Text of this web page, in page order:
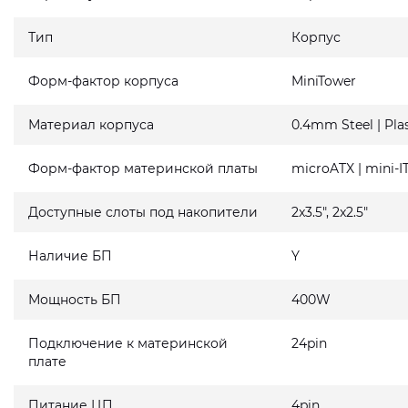
Тип Корпус
Форм-фактор корпуса MiniTower
Материал корпуса 0.4mm Steel |
Форм-фактор материнской платы microATX | mini-
Доступные слоты под накопители 2x3.5", 2x2.5"
Наличие БП Y
Мощность БП 400W
Подключение к материнской
плате
24pin